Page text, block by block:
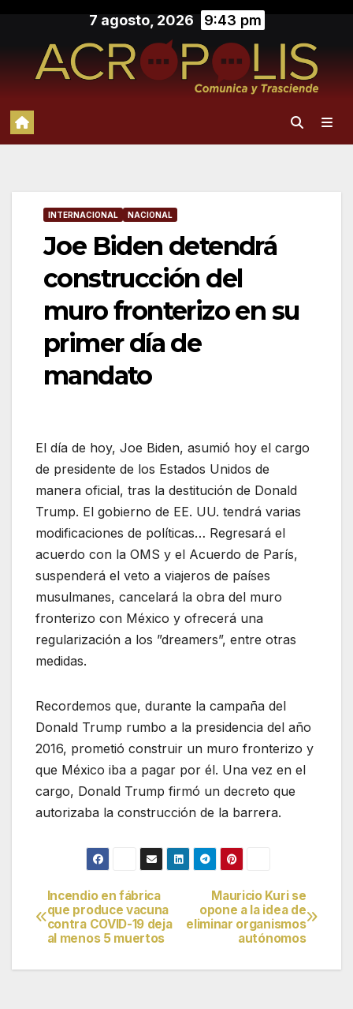
contenido
7 agosto, 2026 9:43 pm
INTERNACIONAL NACIONAL
Joe Biden detendrá
construcción del
muro fronterizo en su
primer día de
mandato
El día de hoy, Joe Biden, asumió hoy el cargo
de presidente de los Estados Unidos de
manera oficial, tras la destitución de Donald
Trump. El gobierno de EE. UU. tendrá varias
modificaciones de políticas… Regresará el
acuerdo con la OMS y el Acuerdo de París,
suspenderá el veto a viajeros de países
musulmanes, cancelará la obra del muro
fronterizo con México y ofrecerá una
regularización a los ”dreamers”, entre otras
medidas.
Recordemos que, durante la campaña del
Donald Trump rumbo a la presidencia del año
2016, prometió construir un muro fronterizo y
que México iba a pagar por él. Una vez en el
cargo, Donald Trump firmó un decreto que
autorizaba la construcción de la barrera.
Navegación
de
entradas
Mauricio Kuri se
opone a la idea de
eliminar organismos
autónomos
Incendio en fábrica
que produce vacuna
contra COVID-19 deja
al menos 5 muertos